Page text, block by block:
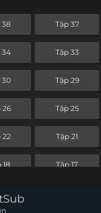
38 Tập 37
34 Tập 33
30 Tập 29
26 Tập 25
22 Tập 21
18 Tập 17